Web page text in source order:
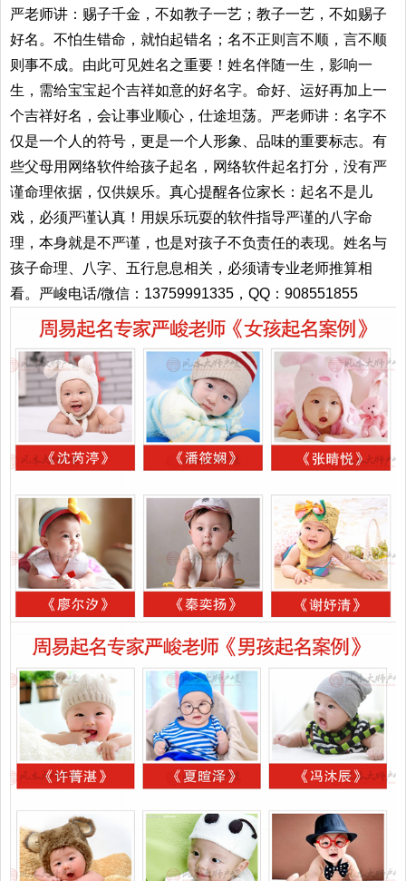
严老师讲：赐子千金，不如教子一艺；教子一艺，不如赐子
好名。不怕生错命，就怕起错名；名不正则言不顺，言不顺
则事不成。由此可见姓名之重要！姓名伴随一生，影响一
生，需给宝宝起个吉祥如意的好名字。命好、运好再加上一
个吉祥好名，会让事业顺心，仕途坦荡。严老师讲：名字不
仅是一个人的符号，更是一个人形象、品味的重要标志。有
些父母用网络软件给孩子起名，网络软件起名打分，没有严
谨命理依据，仅供娱乐。真心提醒各位家长：起名不是儿
戏，必须严谨认真！用娱乐玩耍的软件指导严谨的八字命
理，本身就是不严谨，也是对孩子不负责任的表现。姓名与
孩子命理、八字、五行息息相关，必须请专业老师推算相
看。严峻电话/微信：13759991335，QQ：908551855